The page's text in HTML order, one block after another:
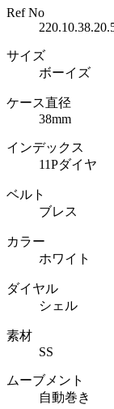
Ref No
サイズ
ボーイズ
ケース直径
38mm
インデックス
11Pダイヤ
ベルト
ブレス
カラー
ホワイト
ダイヤル
シェル
素材
SS
ムーブメント
自動巻き